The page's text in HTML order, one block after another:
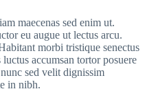
maecenas sed enim ut.
eu augue ut lectus arcu.
morbi tristique senectus
accumsan tortor posuere
sed velit dignissim
in nibh.